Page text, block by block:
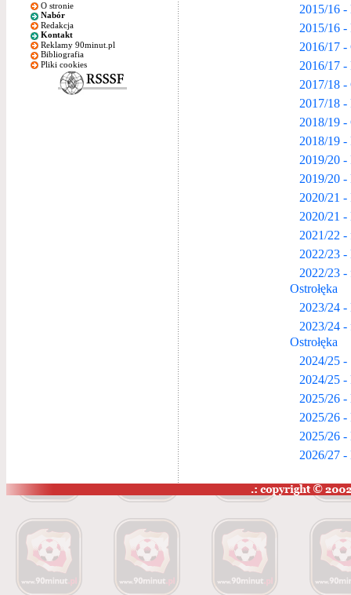
O stronie
Nabór
Redakcja
Kontakt
Reklamy 90minut.pl
Bibliografia
Pliki cookies
2015/16 -
2015/16 -
2016/17 -
2016/17 -
2017/18 -
2017/18 -
2018/19 -
2018/19 -
2019/20 -
2019/20 -
2020/21 -
2020/21 -
2021/22
2022/23 -
2022/23
Ostrołęka
2023/24 -
2023/24
Ostrołęka
2024/25
2024/25 -
2025/26 -
2025/26 -
2025/26 -
2026/27 -